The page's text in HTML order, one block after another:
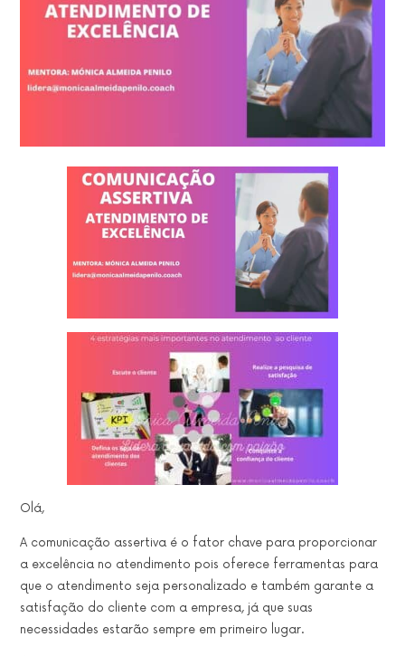
Olá,
A comunicação assertiva é o fator chave para proporcionar
a excelência no atendimento pois oferece ferramentas para
que o atendimento seja personalizado e também garante a
satisfação do cliente com a empresa, já que suas
necessidades estarão sempre em primeiro lugar.